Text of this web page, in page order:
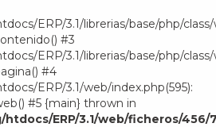
ERP/3.1/librerias/base/php/
#3
ERP/3.1/librerias/base/php/
#4
ERP/3.1/web/index.php(595):
#5 {main} thrown in
ERP/3.1/web/ficheros/